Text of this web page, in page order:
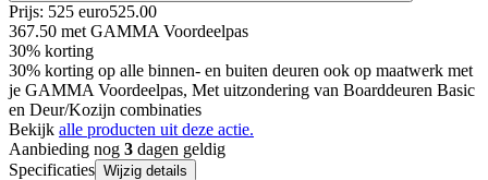
Prijs: 525 euro525.00
367.50 met GAMMA Voordeelpas
30% korting
30% korting op alle binnen- en buiten deuren ook op maatwerk met
je GAMMA Voordeelpas, Met uitzondering van Boarddeuren Basic
en Deur/Kozijn combinaties
Bekijk alle producten uit deze actie.
Aanbieding nog 3 dagen geldig
Specificaties Wijzig details